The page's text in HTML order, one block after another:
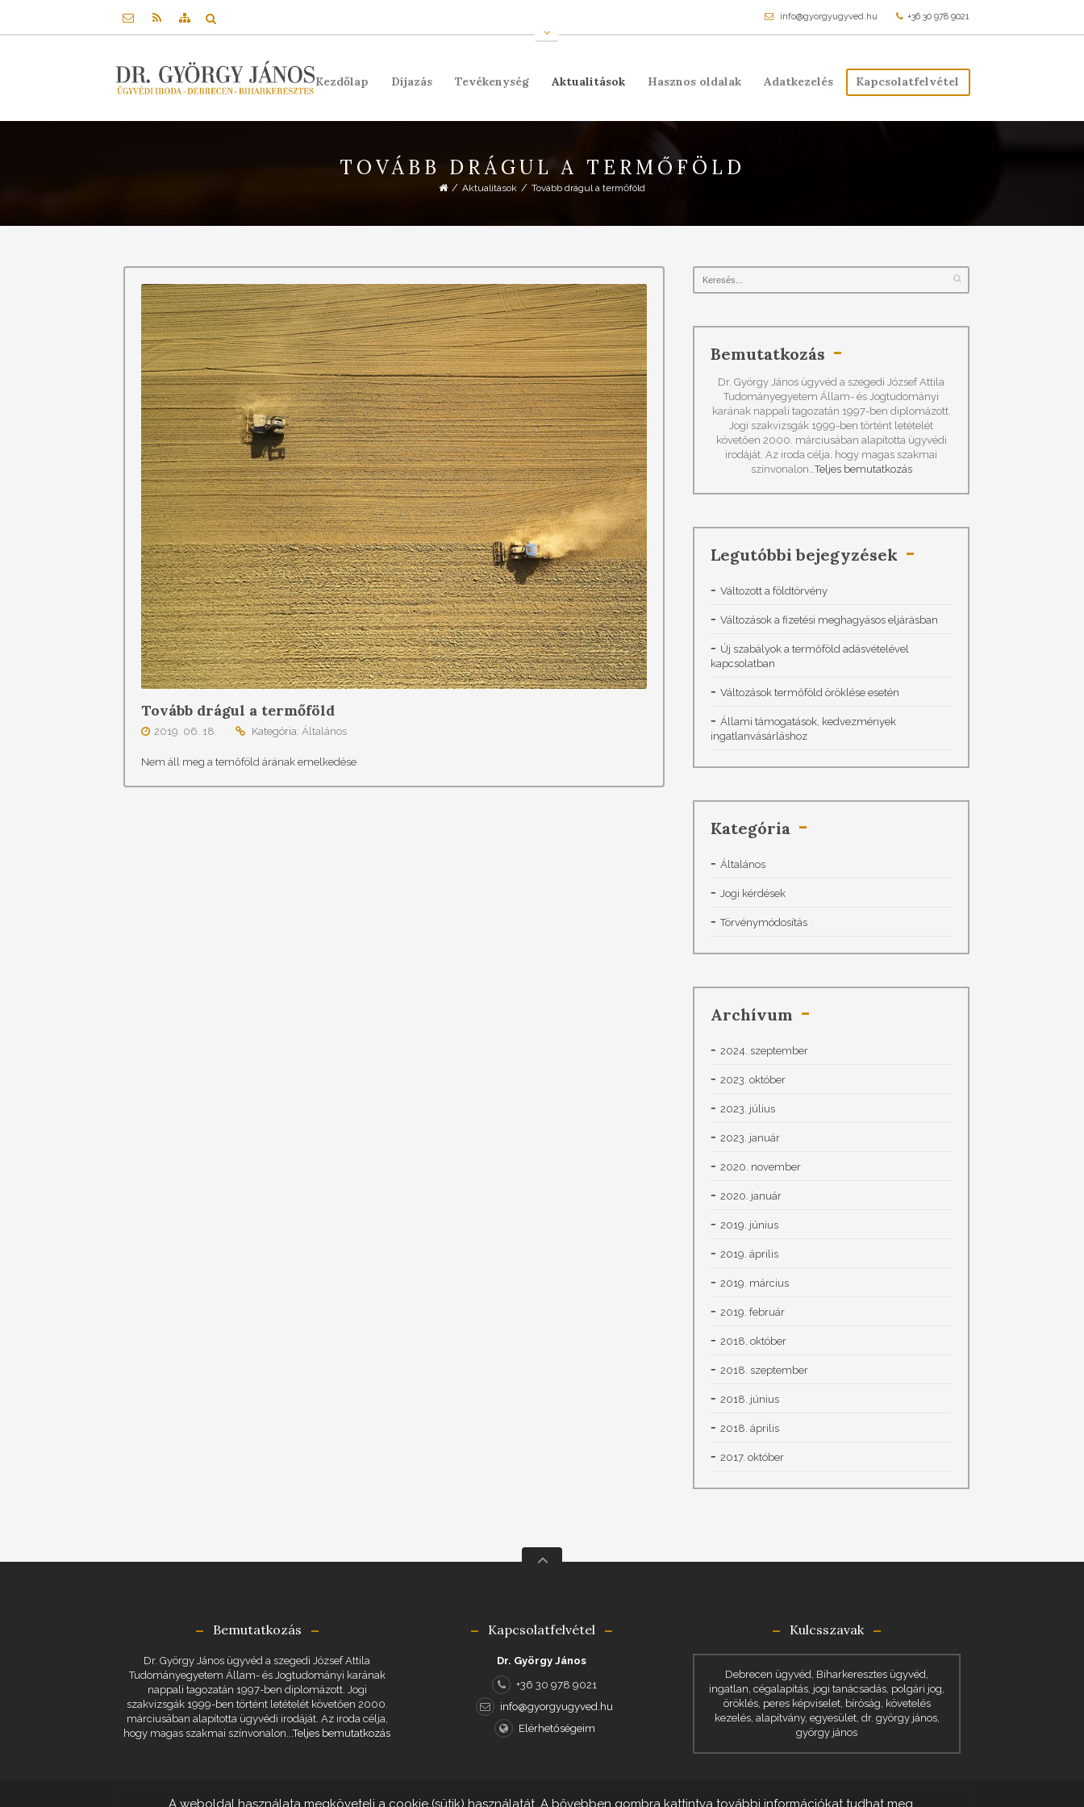
info@gyorgyugyved.hu +36 30 978 9021
Kezdőlap Díjazás Tevékenység Aktualitások Hasznos oldalak Adatkezelés Kapcsolatfelvétel
TOVÁBB DRÁGUL A TERMŐFÖLD
/ Aktualitások / Tovább drágul a termőföld
Tovább drágul a termőföld
2019. 06. 18. Kategória: Általános
Nem áll meg a temőföld árának emelkedése
Bemutatkozás
Dr. György János ügyvéd a szegedi József Attila
Tudományegyetem Állam- és Jogtudományi
karának nappali tagozatán 1997-ben diplomázott.
Jogi szakvizsgák 1999-ben történt letételét
követően 2000. márciusában alapította ügyvédi
irodáját. Az iroda célja, hogy magas szakmai
színvonalon…Teljes bemutatkozás
Legutóbbi bejegyzések
Változott a földtörvény
Változások a fizetési meghagyásos eljárásban
Új szabályok a termőföld adásvételével
kapcsolatban
Változások termőföld öröklése esetén
Állami támogatások, kedvezmények
ingatlanvásárláshoz
Kategória
Általános
Jogi kérdések
Törvénymódosítás
Archívum
2024. szeptember
2023. október
2023. július
2023. január
2020. november
2020. január
2019. június
2019. április
2019. március
2019. február
2018. október
2018. szeptember
2018. június
2018. április
2017. október
Bemutatkozás
Dr. György János ügyvéd a szegedi József Attila
Tudományegyetem Állam- és Jogtudományi karának
nappali tagozatán 1997-ben diplomázott. Jogi
szakvizsgák 1999-ben történt letételét követően 2000.
márciusában alapította ügyvédi irodáját. Az iroda célja,
hogy magas szakmai színvonalon...Teljes bemutatkozás
Kapcsolatfelvétel
Dr. György János
+36 30 978 9021
info@gyorgyugyved.hu
Elérhetőségeim
Kulcsszavak
Debrecen ügyvéd, Biharkeresztes ügyvéd,
ingatlan, cégalapítás, jogi tanácsadás, polgári jog,
öröklés, peres képviselet, bíróság, követelés
kezelés, alapítvány, egyesület, dr. györgy jános,
györgy jános
A weboldal használata megköveteli a cookie (sütik) használatát. A bővebben gombra kattintva további információkat tudhat meg.